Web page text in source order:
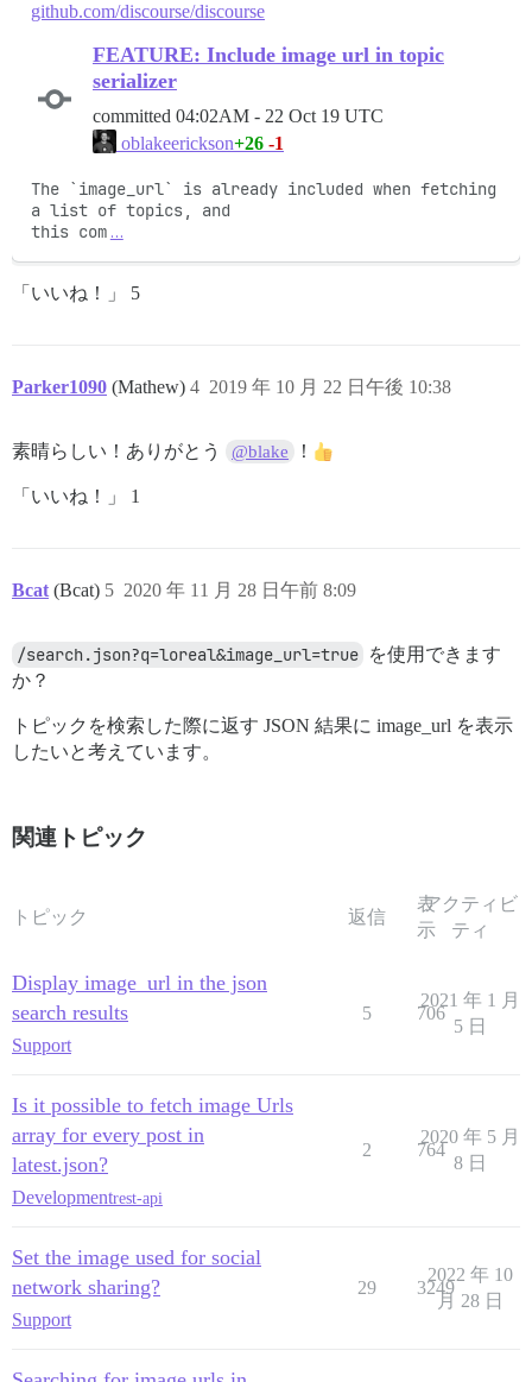
github.com/discourse/discourse
FEATURE: Include image url in topic
serializer
committed 04:02AM - 22 Oct 19 UTC
oblakeerickson+26 -1
The `image_url` is already included when fetching
a list of topics, and
this com …
「いいね！」 5
Parker1090 (Mathew) 2019 年 10 月 22 日午後 10:38
4
素晴らしい！ありがとう @blake ！
「いいね！」 1
Bcat (Bcat) 2020 年 11 月 28 日午前 8:09
5
/search.json?q=loreal&image_url=true を使用できます
か？
トピックを検索した際に返す JSON 結果に image_url を表示
したいと考えています。
関連トピック
トピック 返信
表
示
アクティビ
ティ
Display image_url in the json
search results
Support
5 706
2021 年 1 月
5 日
Is it possible to fetch image Urls
array for every post in
latest.json?
Developmentrest-api
2 764
2020 年 5 月
8 日
Set the image used for social
network sharing?
Support
29 3249
2022 年 10
月 28 日